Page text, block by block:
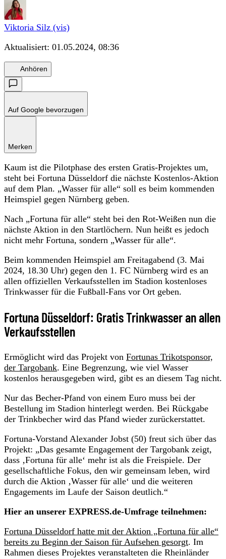
Viktoria Silz (vis)
Aktualisiert: 01.05.2024, 08:36
Anhören
Auf Google bevorzugen
Merken
Kaum ist die Pilotphase des ersten Gratis-Projektes um,
steht bei Fortuna Düsseldorf die nächste Kostenlos-Aktion
auf dem Plan. „Wasser für alle“ soll es beim kommenden
Heimspiel gegen Nürnberg geben.
Nach „Fortuna für alle“ steht bei den Rot-Weißen nun die
nächste Aktion in den Startlöchern. Nun heißt es jedoch
nicht mehr Fortuna, sondern „Wasser für alle“.
Beim kommenden Heimspiel am Freitagabend (3. Mai
2024, 18.30 Uhr) gegen den 1. FC Nürnberg wird es an
allen offiziellen Verkaufsstellen im Stadion kostenloses
Trinkwasser für die Fußball-Fans vor Ort geben.
Fortuna Düsseldorf: Gratis Trinkwasser an allen
Verkaufsstellen
Ermöglicht wird das Projekt von Fortunas Trikotsponsor,
der Targobank. Eine Begrenzung, wie viel Wasser
kostenlos herausgegeben wird, gibt es an diesem Tag nicht.
Nur das Becher-Pfand von einem Euro muss bei der
Bestellung im Stadion hinterlegt werden. Bei Rückgabe
der Trinkbecher wird das Pfand wieder zurückerstattet.
Fortuna-Vorstand Alexander Jobst (50) freut sich über das
Projekt: „Das gesamte Engagement der Targobank zeigt,
dass ‚Fortuna für alle‘ mehr ist als die Freispiele. Der
gesellschaftliche Fokus, den wir gemeinsam leben, wird
durch die Aktion ‚Wasser für alle‘ und die weiteren
Engagements im Laufe der Saison deutlich.“
Hier an unserer EXPRESS.de-Umfrage teilnehmen:
Fortuna Düsseldorf hatte mit der Aktion „Fortuna für alle“
bereits zu Beginn der Saison für Aufsehen gesorgt. Im
Rahmen dieses Projektes veranstalteten die Rheinländer